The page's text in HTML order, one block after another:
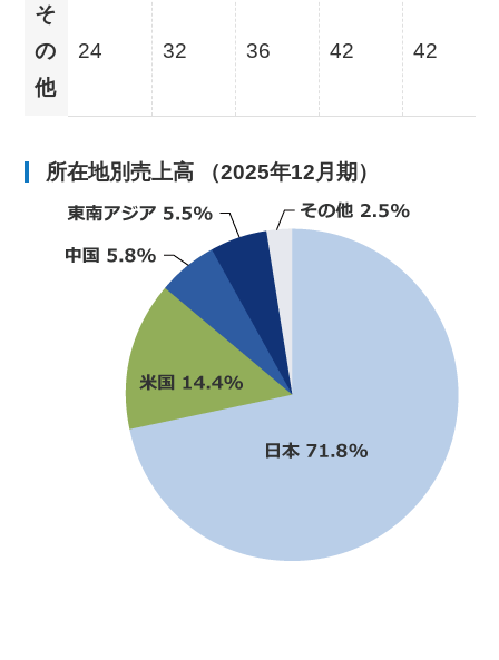
そ
の
他
24 32 36 42 42
所在地別売上高 （2025年12月期）